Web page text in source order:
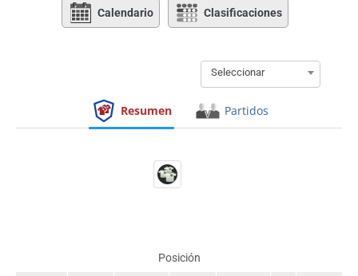
Calendario Clasificaciones
Seleccionar
Resumen Partidos
Posición